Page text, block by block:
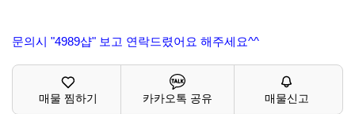
문의시 "4989샵" 보고 연락드렸어요 해주세요^^
매물 찜하기 카카오톡 공유 매물신고